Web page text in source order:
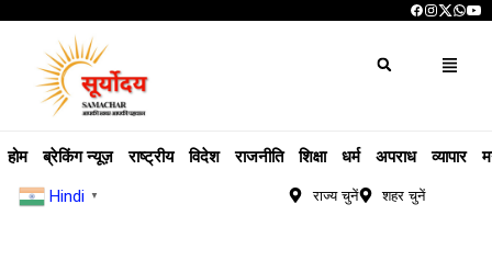
होम ब्रेकिंग न्यूज़ राष्ट्रीय विदेश राजनीति शिक्षा धर्म अपराध व्यापार
Hindi ▼ राज्य चुनें शहर चुनें